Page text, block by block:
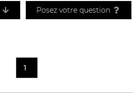
Posez votre question
1